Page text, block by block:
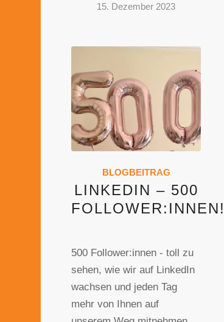
15. Dezember 2023
BLOGBEITRAG
LINKEDIN – 500
FOLLOWER:INNEN!
500 Follower:innen - toll zu
sehen, wie wir auf LinkedIn
wachsen und jeden Tag
mehr von Ihnen auf